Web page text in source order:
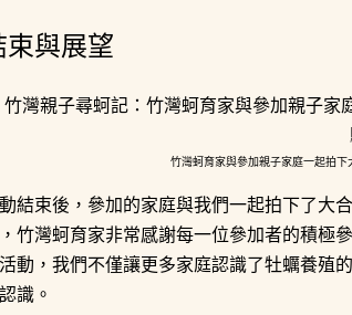
束與展望
竹灣蚵育家與參加親子家庭一起拍
結束後，參加的家庭與我們一起拍下了大
竹灣蚵育家非常感謝每一位參加者的積極
動，我們不僅讓更多家庭認識了牡蠣養殖
識。